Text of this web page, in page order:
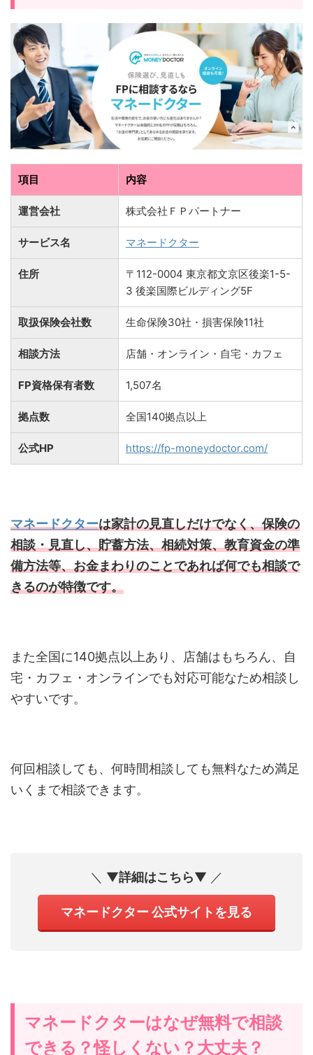
項目 内容
運営会社 株式会社ＦＰパートナー
サービス名 マネードクター
住所
〒112-0004 東京都文京区後楽1-5-
3 後楽国際ビルディング5F
取扱保険会社数 生命保険30社・損害保険11社
相談方法 店舗・オンライン・自宅・カフェ
FP資格保有者数 1,507名
拠点数 全国140拠点以上
公式HP https://fp-moneydoctor.com/
マネードクターは家計の見直しだけでなく、保険の
相談・見直し、貯蓄方法、相続対策、教育資金の準
備方法等、お金まわりのことであれば何でも相談で
きるのが特徴です。
また全国に140拠点以上あり、店舗はもちろん、自
宅・カフェ・オンラインでも対応可能なため相談し
やすいです。
何回相談しても、何時間相談しても無料なため満足
いくまで相談できます。
＼ ▼詳細はこちら▼ ／
マネードクター 公式サイトを見る
マネードクターはなぜ無料で相談
できる？怪しくない？大丈夫？